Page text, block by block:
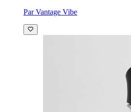
Par Vantage Vibe